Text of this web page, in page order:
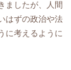
ましたが、人間
はずの政治や法
に考えるように